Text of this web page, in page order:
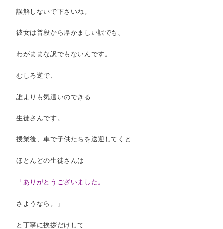
誤解しないで下さいね。
彼女は普段から厚かましい訳でも、
わがままな訳でもないんです。
むしろ逆で、
誰よりも気遣いのできる
生徒さんです。
授業後、車で子供たちを送迎してくと
ほとんどの生徒さんは
「ありがとうございました。
さようなら。」
と丁寧に挨拶だけして